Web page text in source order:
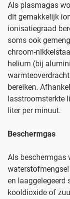
Als plasmagas
dit gemakkelijk
ionisatiegraad
soms ook
chroom-
helium (bij
bereiken.
lasstroomsterkte
liter per minuut.
Beschermgas
Als beschermgas
en laaggelegeerd
kooldioxide of